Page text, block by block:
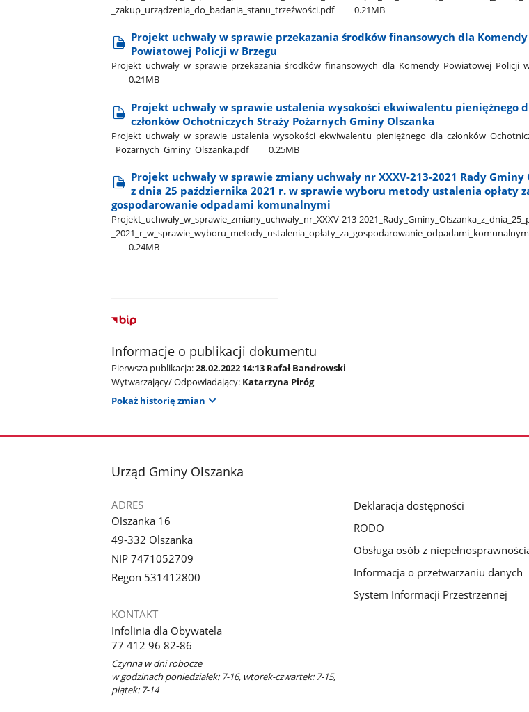
_zakup​_urządzenia​_do​_badania​_stanu​_trzeźwości.pdf
0.21MB
Projekt uchwały w sprawie przekazania środków finansowych dla Komendy
Powiatowej Policji w Brzegu
0.21MB
Projekt uchwały w sprawie ustalenia wysokości ekwiwalentu pieniężnego
członków Ochotniczych Straży Pożarnych Gminy Olszanka
_Pożarnych​_Gminy​_Olszanka.pdf
0.25MB
Projekt uchwały w sprawie zmiany uchwały nr XXXV-213-2021 Rady Gminy
z dnia 25 października 2021 r. w sprawie wyboru metody ustalenia opłaty
gospodarowanie odpadami komunalnymi
Projekt​_uchwały​_w​_sprawie​_zmiany​_uchwały​_nr​_XXXV-213-
0.24MB
Informacje o publikacji dokumentu
Pierwsza publikacja:28.02.2022 14:13 Rafał Bandrowski
Wytwarzający/ Odpowiadający: Katarzyna Piróg
Pokaż historię zmian
stopka
Urząd Gminy Olszanka
ADRES
Olszanka 16
49-332 Olszanka
NIP 7471052709
Regon 531412800
KONTAKT
Infolinia dla Obywatela
77 412 96 82-86
Czynna w dni robocze
w godzinach poniedziałek: 7-16, wtorek-czwartek: 7-15,
piątek: 7-14
Deklaracja dostępności
RODO
Obsługa osób z
Informacja o przetwarzaniu danych
System Informacji Przestrzennej